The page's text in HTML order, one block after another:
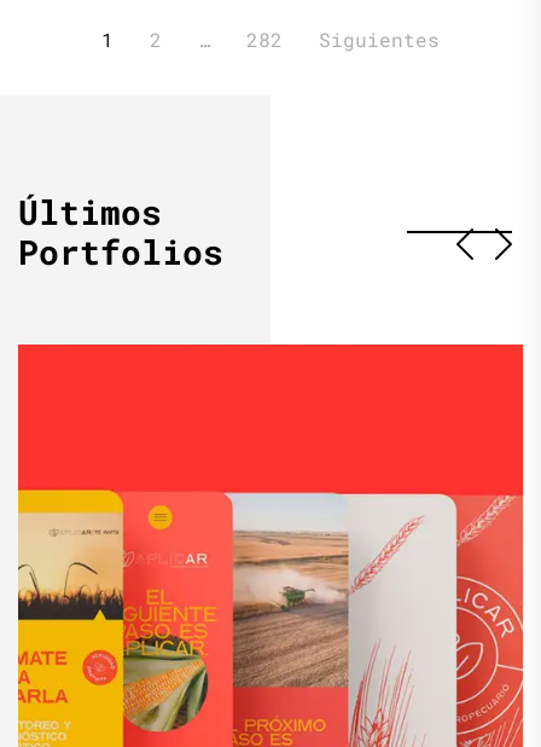
Paginación
1 2 … 282 Siguientes
Últimos
Portfolios